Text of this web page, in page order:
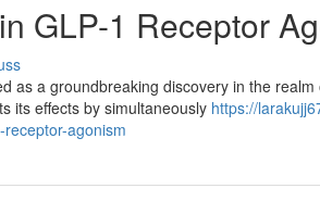
GLP-1 Receptor
as a groundbreaking discovery in the
its effects by simultaneously https://
agonism